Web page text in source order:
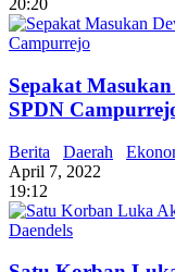
20:20
Sepakat
SPDN
Berita Daerah
April 7, 2022
19:12